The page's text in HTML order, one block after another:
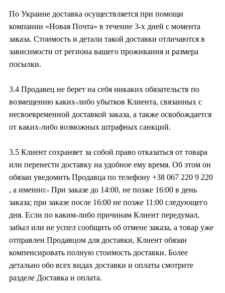
По Украине доставка осуществляется при помощи
компании «Новая Почта» в течение 3-х дней с момента
заказа. Стоимость и детали такой доставки отличаются в
зависимости от региона вашего проживания и размера
посылки.
3.4 Продавец не берет на себя никаких обязательств по
возмещению каких-либо убытков Клиента, связанных с
несвоевременной доставкой заказа, а также освобождается
от каких-либо возможных штрафных санкций.
3.5 Клиент сохраняет за собой право отказаться от товара
или перенести доставку на удобное ему время. Об этом он
обязан уведомить Продавца по телефону +38 067 220 9 220
, а именно:- При заказе до 14:00, не позже 16:00 в день
заказа; при заказе после 16:00 не позже 11:00 следующего
дня. Если по каким-либо причинам Клиент передумал,
забыл или не успел сообщить об отмене заказа, а товар уже
отправлен Продавцом для доставки, Клиент обязан
компенсировать полную стоимость доставки. Более
детально обо всех видах доставки и оплаты смотрите
разделе Доставка и оплата.